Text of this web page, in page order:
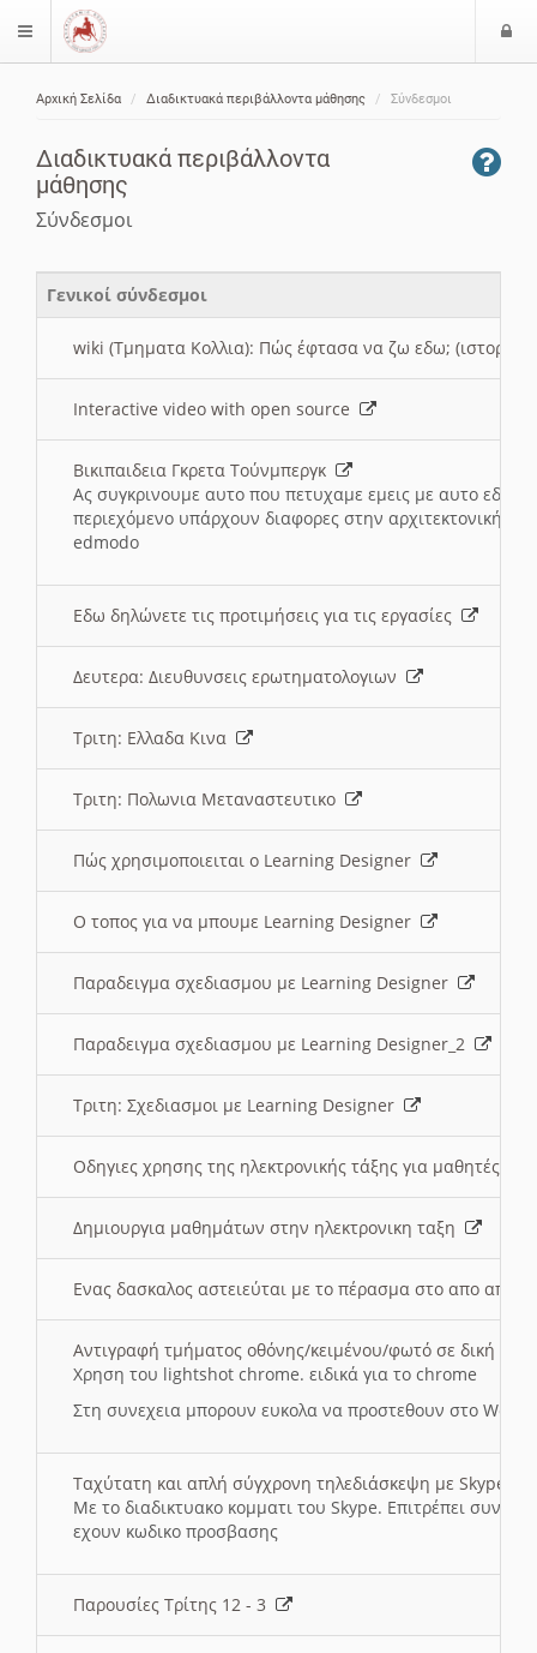
$langMenu
Αρχική Σελίδα Διαδικτυακά περιβάλλοντα μάθησης Σύνδεσμοι
Διαδικτυακά περιβάλλοντα
μάθησης
Σύνδεσμοι
Γενικοί σύνδεσμοι
wiki (Τμηματα Κολλια): Πώς έφτασα να ζω εδω; (ιστορια)
Interactive video with open source
Βικιπαιδεια Γκρετα Τούνμπεργκ
Ας συγκρινουμε αυτο που πετυχαμε εμεις με αυτο εδω
περιεχόμενο υπάρχουν διαφορες στην αρχιτεκτονική
edmodo
Εδω δηλώνετε τις προτιμήσεις για τις εργασίες
Δευτερα: Διευθυνσεις ερωτηματολογιων
Τριτη: Ελλαδα Κινα
Τριτη: Πολωνια Μεταναστευτικο
Πώς χρησιμοποιειται ο Learning Designer
O τοπος για να μπουμε Learning Designer
Παραδειγμα σχεδιασμου με Learning Designer
Παραδειγμα σχεδιασμου με Learning Designer_2
Τριτη: Σχεδιασμοι με Learning Designer
Οδηγιες χρησης της ηλεκτρονικής τάξης για μαθητές
Δημιουργια μαθημάτων στην ηλεκτρονικη ταξη
Ενας δασκαλος αστειεύται με το πέρασμα στο απο
Αντιγραφή τμήματος οθόνης/κειμένου/φωτό σε δική
Χρηση του lightshot chrome. ειδικά για το chrome
Στη συνεχεια μπορουν ευκολα να προστεθουν στο Word
Ταχύτατη και απλή σύγχρονη τηλεδιάσκεψη με Skype
Με το διαδικτυακο κομματι του Skype. Επιτρέπει
εχουν κωδικο προσβασης
Παρουσίες Τρίτης 12 - 3